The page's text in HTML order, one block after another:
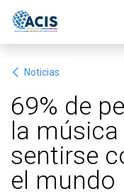
Noticias
69% de
la música
sentirse
el mundo